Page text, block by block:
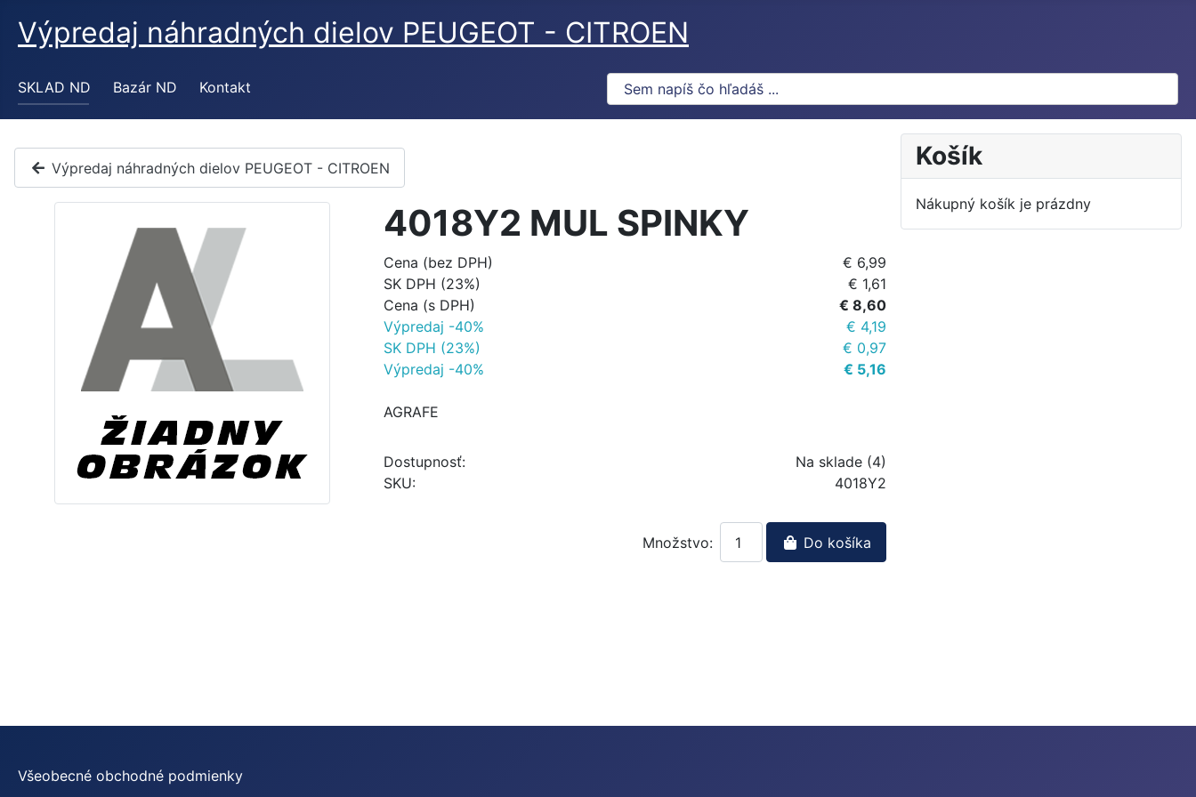
Výpredaj náhradných dielov PEUGEOT - CITROEN
SKLAD ND Bazár ND Kontakt
Výpredaj náhradných dielov PEUGEOT - CITROEN
4018Y2 MUL SPINKY
Cena (bez DPH)
€ 6,99
SK DPH (23%)
€ 1,61
Cena (s DPH)
€ 8,60
Výpredaj -40%
€ 4,19
SK DPH (23%)
€ 0,97
Výpredaj -40%
€ 5,16
AGRAFE
Dostupnosť:
Na sklade (4)
SKU:
4018Y2
Množstvo: Do košíka
Košík
Nákupný košík je prázdny
Všeobecné obchodné podmienky